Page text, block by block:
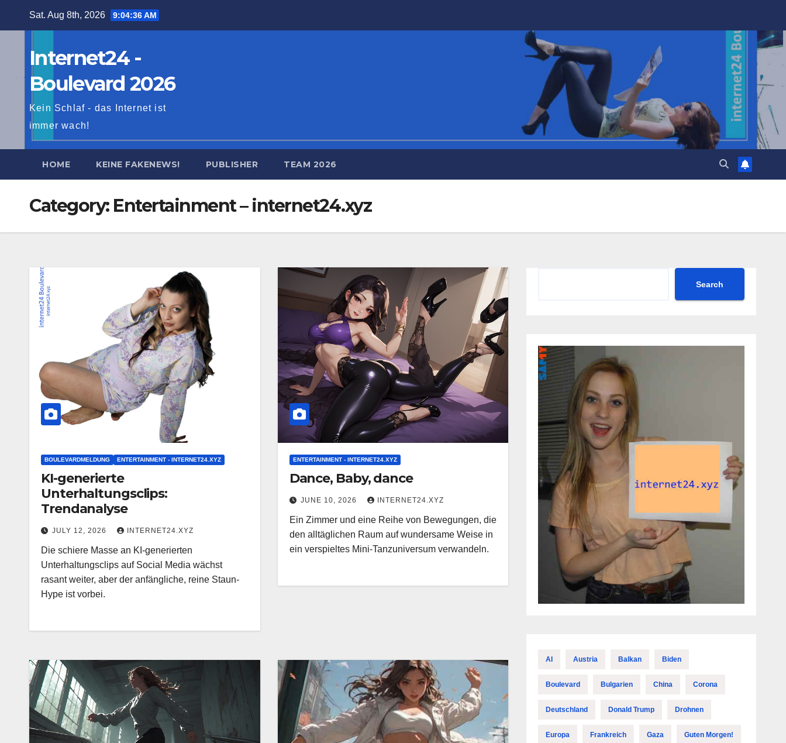
Sat. Aug 8th, 2026 9:04:38 AM
Internet24 -
Boulevard 2026
Kein Schlaf - das Internet ist
immer wach!
HOME KEINE FAKENEWS! PUBLISHER TEAM 2026
Category: Entertainment – internet24.xyz
BOULEVARDMELDUNG ENTERTAINMENT - INTERNET24.XYZ
KI-generierte
Unterhaltungsclips:
Trendanalyse
JULY 12, 2026 INTERNET24.XYZ
Die schiere Masse an KI-generierten
Unterhaltungsclips auf Social Media wächst
rasant weiter, aber der anfängliche, reine Staun-
Hype ist vorbei.
ENTERTAINMENT - INTERNET24.XYZ
Dance, Baby, dance
JUNE 10, 2026 INTERNET24.XYZ
Ein Zimmer und eine Reihe von Bewegungen, die
den alltäglichen Raum auf wundersame Weise in
ein verspieltes Mini-Tanzuniversum verwandeln.
Search
AI Austria Balkan Biden
Boulevard Bulgarien China Corona
Deutschland Donald Trump Drohnen
Europa Frankreich Gaza Guten Morgen!